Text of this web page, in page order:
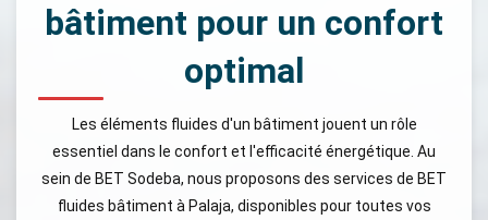
bâtiment pour un confort
optimal
Les éléments fluides d'un bâtiment jouent un rôle
essentiel dans le confort et l'efficacité énergétique. Au
sein de BET Sodeba, nous proposons des services de BET
fluides bâtiment à Palaja, disponibles pour toutes vos